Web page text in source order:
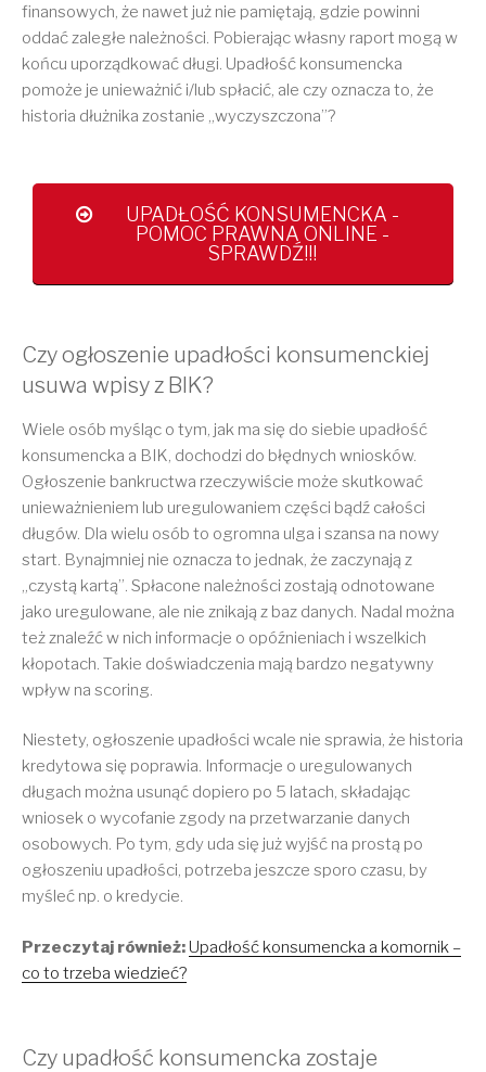
finansowych, że nawet już nie pamiętają, gdzie powinni
oddać zaległe należności. Pobierając własny raport mogą w
końcu uporządkować długi. Upadłość konsumencka
pomoże je unieważnić i/lub spłacić, ale czy oznacza to, że
historia dłużnika zostanie „wyczyszczona”?
UPADŁOŚĆ KONSUMENCKA -
POMOC PRAWNA ONLINE -
SPRAWDŹ!!!
Czy ogłoszenie upadłości konsumenckiej
usuwa wpisy z BIK?
Wiele osób myśląc o tym, jak ma się do siebie upadłość
konsumencka a BIK, dochodzi do błędnych wniosków.
Ogłoszenie bankructwa rzeczywiście może skutkować
unieważnieniem lub uregulowaniem części bądź całości
długów. Dla wielu osób to ogromna ulga i szansa na nowy
start. Bynajmniej nie oznacza to jednak, że zaczynają z
„czystą kartą”. Spłacone należności zostają odnotowane
jako uregulowane, ale nie znikają z baz danych. Nadal można
też znaleźć w nich informacje o opóźnieniach i wszelkich
kłopotach. Takie doświadczenia mają bardzo negatywny
wpływ na scoring.
Niestety, ogłoszenie upadłości wcale nie sprawia, że historia
kredytowa się poprawia. Informacje o uregulowanych
długach można usunąć dopiero po 5 latach, składając
wniosek o wycofanie zgody na przetwarzanie danych
osobowych. Po tym, gdy uda się już wyjść na prostą po
ogłoszeniu upadłości, potrzeba jeszcze sporo czasu, by
myśleć np. o kredycie.
Przeczytaj również: Upadłość konsumencka a komornik –
co to trzeba wiedzieć?
Czy upadłość konsumencka zostaje